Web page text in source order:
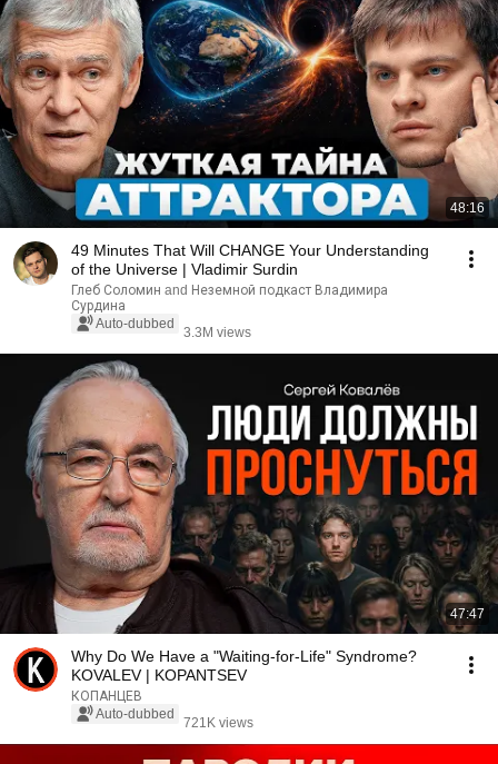
48:16
49 Minutes That Will CHANGE Your Understanding
of the Universe | Vladimir Surdin
Глеб Соломин and Неземной подкаст Владимира
Сурдина
Auto-dubbed
3.3M views
47:47
Why Do We Have a "Waiting-for-Life" Syndrome?
KOVALEV | KOPANTSEV
КОПАНЦЕВ
Auto-dubbed
721K views